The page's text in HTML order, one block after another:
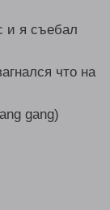
и я съебал
что на
gang)